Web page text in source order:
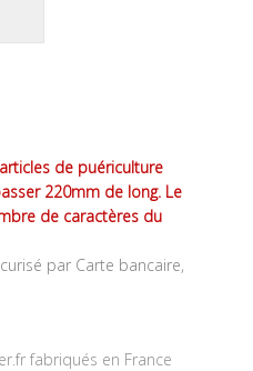
de puériculture
220mm de long. Le
de caractères du
par Carte bancaire,
fabriqués en France